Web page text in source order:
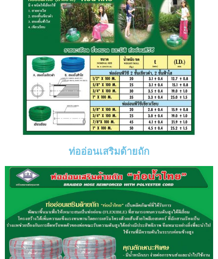
ท่ออ่อนเสริมด้ายถัก